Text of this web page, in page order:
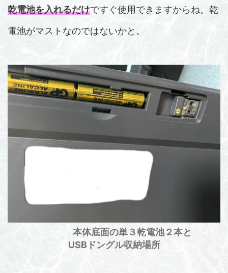
乾電池を入れるだけですぐ使用できますからね。乾
電池がマストなのではないかと。
本体底面の単３乾電池２本と
USBドングル収納場所